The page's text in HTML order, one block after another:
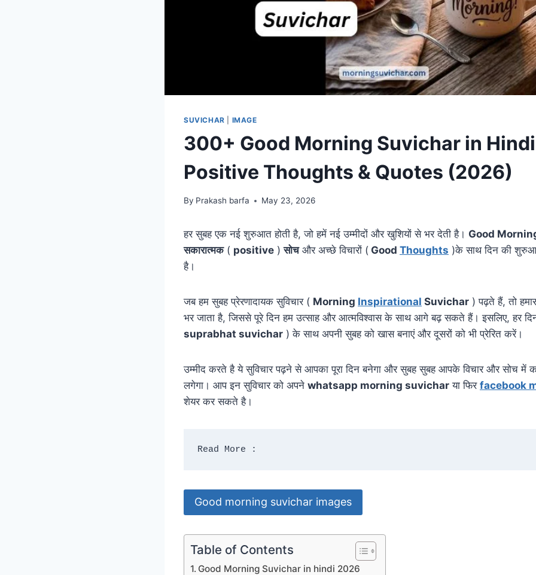
SUVICHAR IMAGE
300+ Good Morning Suvichar in
Positive Thoughts & Quotes (2026)
By Prakash barfa May 23, 2026
हर सुबह एक नई शुरुआत होती है, जो हमें नई उम्मीदों और खुशियों से भर देती है। Good
सकारात्मक( positive )सोचऔर अच्छे विचारों ( Good Thoughts )के साथ दिन की
है।
जब हम सुबह प्रेरणादायक सुविचार ( Morning Inspirational Suvichar ) पढ़ते हैं, तो
भर जाता है, जिससे पूरे दिन हम उत्साह और आत्मविश्वास के साथ आगे बढ़ सकते हैं। इसलिए, हर
suprabhat suvichar ) के साथ अपनी सुबह को खास बनाएं और दूसरों को भी प्रेरित करें।
उम्मीद करते है ये सुविचार पढ़ने से आपका पूरा दिन बनेगा और सुबह सुबह आपके विचार और सोच में
लगेगा। आप इन सुविचार को अपने whatsapp morning suvichar या फिर facebook
शेयर कर सकते है।
Read More :
Good morning suvichar images
Table of Contents
Good Morning Suvichar in hindi 2026